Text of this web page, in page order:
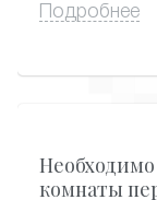
является их
Подробнее
комнаты